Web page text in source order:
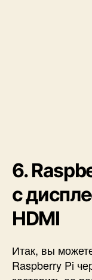
6.
с
HDMI
Итак, вы
Raspberry Pi